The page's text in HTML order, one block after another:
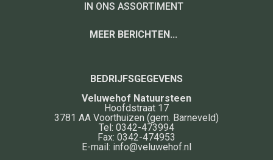
BEDRIJFSGEGEVENS
Veluwehof Natuursteen
Hoofdstraat 17
3781 AA Voorthuizen (gem. Barneveld)
Tel: 0342-473994
Fax: 0342-474953
E-mail: info@veluwehof.nl
IN ONS ASSORTIMENT
MEER BERICHTEN...